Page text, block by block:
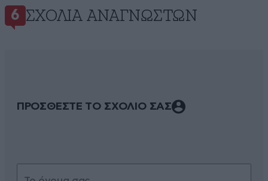
6 ΣΧΌΛΙΑ ΑΝΑΓΝΩΣΤΏΝ
ΠΡΟΣΘΕΣΤΕ ΤΟ ΣΧΟΛΙΟ ΣΑΣ